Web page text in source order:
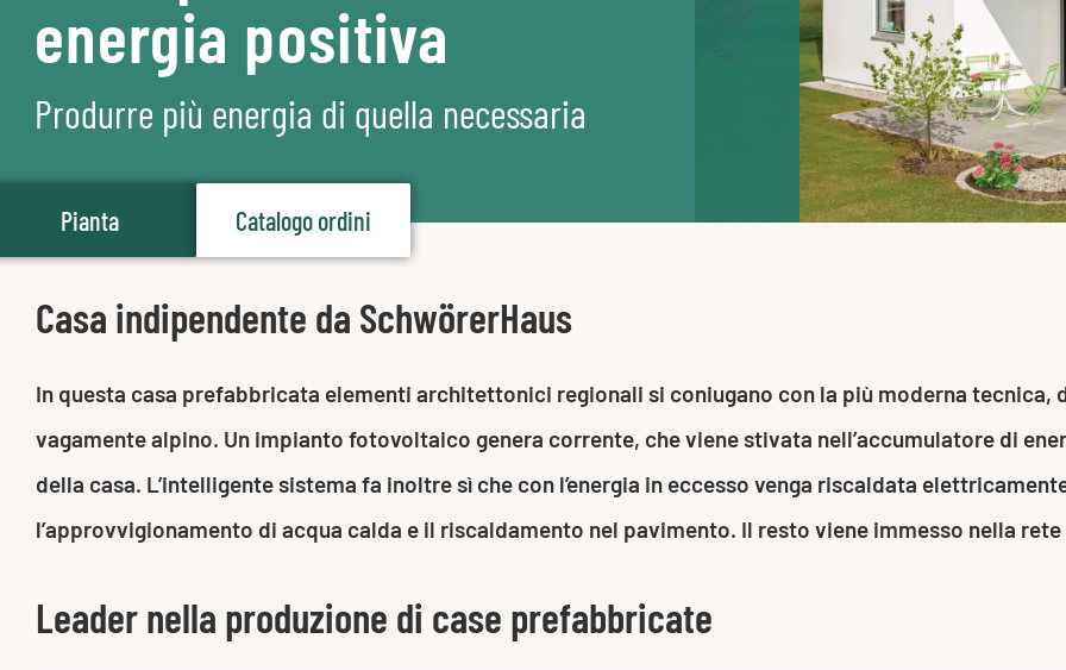
energia positiva
Produrre più energia di quella necessaria
Pianta Catalogo ordini
Casa indipendente da SchwörerHaus
In questa casa prefabbricata elementi architettonici regionali si coniugano con la più moderna tecnica,
vagamente alpino. Un impianto fotovoltaico genera corrente, che viene stivata nell’accumulatore di
della casa. L’intelligente sistema fa inoltre sì che con l’energia in eccesso venga riscaldata
l’approvvigionamento di acqua calda e il riscaldamento nel pavimento. Il resto viene immesso nella
Leader nella produzione di case prefabbricate